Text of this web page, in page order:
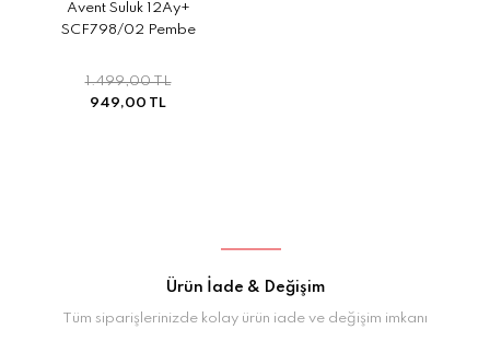
Avent Suluk 12Ay+
SCF798/02 Pembe
949,00 TL
1.499,00 TL
Ürün İade & Değişim
Tüm siparişlerinizde kolay ürün iade ve değişim imkanı